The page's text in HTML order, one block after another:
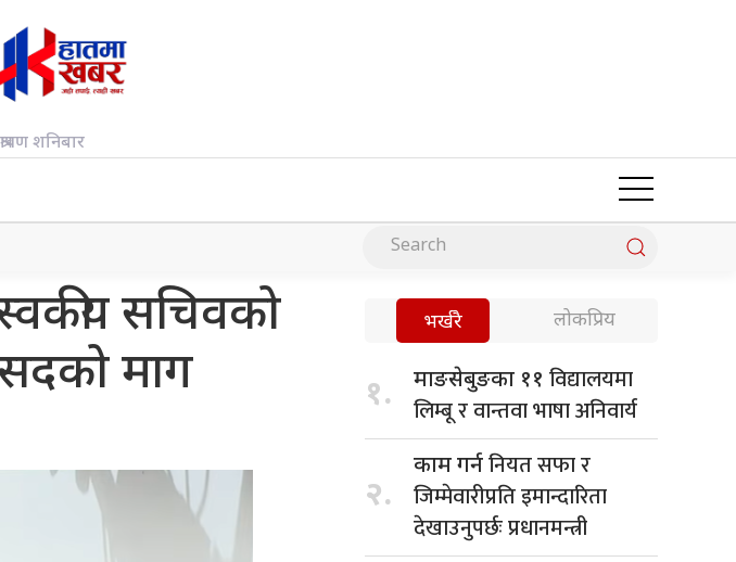
शनिबार
सचिवको
माग
भर्खरै लोकप्रिय
१. माङसेबुङका ११ विद्यालयमा
लिम्बू र वान्तवा भाषा अनिवार्य
२.
काम गर्ननियत सफा र
जिम्मेवारीप्रति इमान्दारिता
देखाउनुपर्छः प्रधानमन्त्री